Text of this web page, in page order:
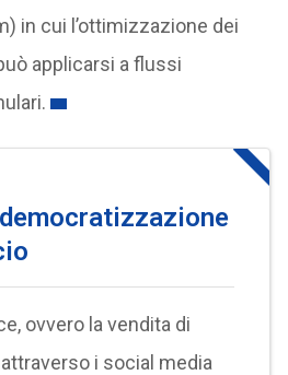
in cui l’ottimizzazione dei
applicarsi a flussi
ovvero la vendita di
i social media